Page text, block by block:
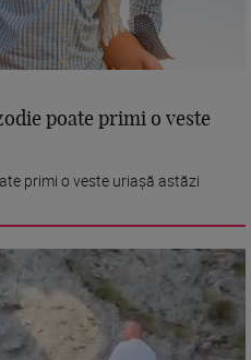
poate primi o veste
primi o veste uriașă astăzi